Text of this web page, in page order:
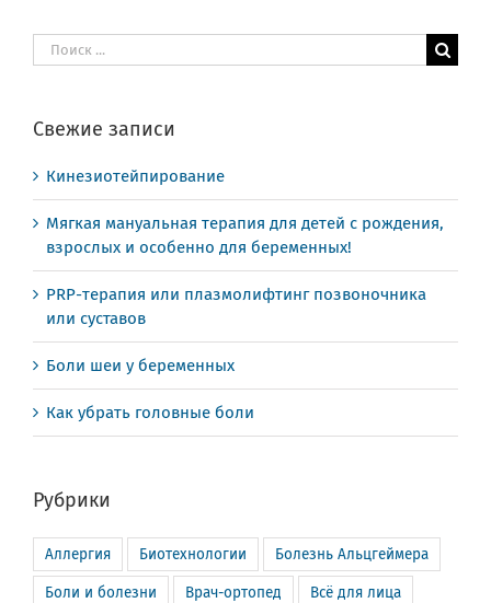
Результат
поиска:
Свежие записи
Кинезиотейпирование
Мягкая мануальная терапия для детей с рождения,
взрослых и особенно для беременных!
PRP-терапия или плазмолифтинг позвоночника
или суставов
Боли шеи у беременных
Как убрать головные боли
Рубрики
Аллергия Биотехнологии Болезнь Альцгеймера
Боли и болезни Врач-ортопед Всё для лица